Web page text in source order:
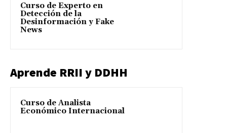
Curso de Experto en
Detección de la
Desinformación y Fake
News
Aprende RRII y DDHH
Curso de Analista
Económico Internacional